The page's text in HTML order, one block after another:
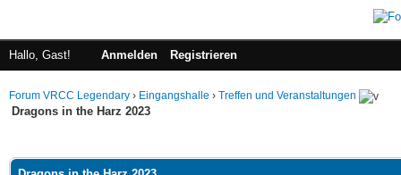
Hallo, Gast! Anmelden Registrieren
Forum VRCC Legendary › Eingangshalle › Treffen und Veranstaltungen
Dragons in the Harz 2023